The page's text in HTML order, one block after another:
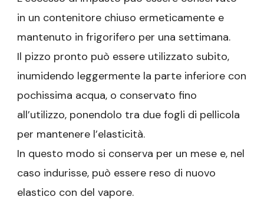
in un contenitore chiuso ermeticamente e
mantenuto in frigorifero per una settimana.
Il pizzo pronto può essere utilizzato subito,
inumidendo leggermente la parte inferiore con
pochissima acqua, o conservato fino
all’utilizzo, ponendolo tra due fogli di pellicola
per mantenere l’elasticità.
In questo modo si conserva per un mese e, nel
caso indurisse, può essere reso di nuovo
elastico con del vapore.